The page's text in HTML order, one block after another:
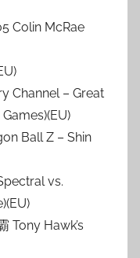
Colin McRae
Channel – Great
Ball Z – Shin
vs.
Tony Hawk’s